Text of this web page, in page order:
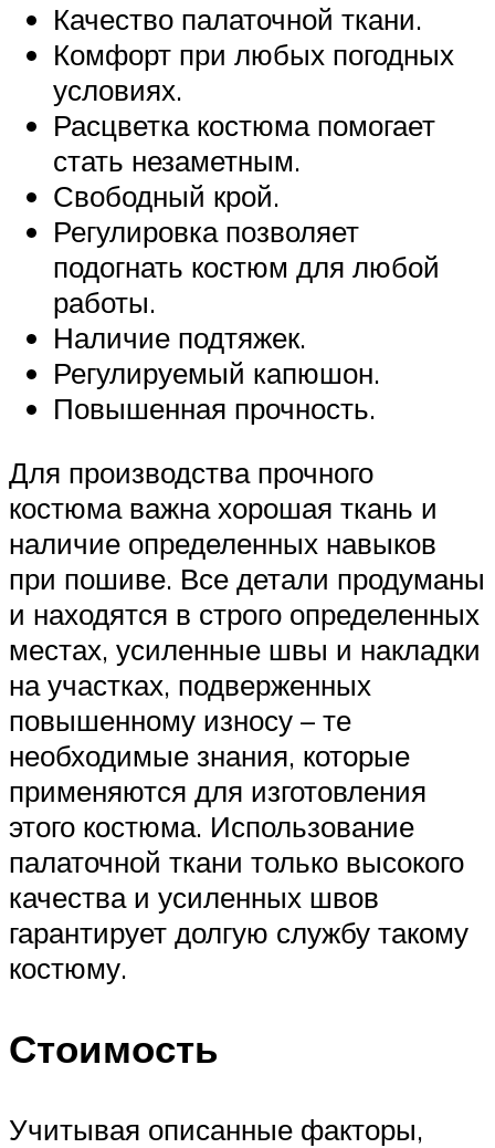
Качество палаточной ткани.
Комфорт при любых погодных
условиях.
Расцветка костюма помогает
стать незаметным.
Свободный крой.
Регулировка позволяет
подогнать костюм для любой
работы.
Наличие подтяжек.
Регулируемый капюшон.
Повышенная прочность.
Для производства прочного
костюма важна хорошая ткань и
наличие определенных навыков
при пошиве. Все детали продуманы
и находятся в строго определенных
местах, усиленные швы и накладки
на участках, подверженных
повышенному износу – те
необходимые знания, которые
применяются для изготовления
этого костюма. Использование
палаточной ткани только высокого
качества и усиленных швов
гарантирует долгую службу такому
костюму.
Стоимость
Учитывая описанные факторы,